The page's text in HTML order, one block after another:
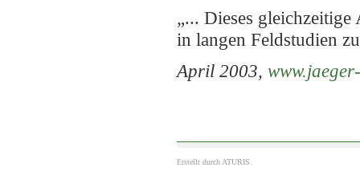
„... Dieses
in langen Feldstudien
April 2003,
Erstellt durch ATURIS.